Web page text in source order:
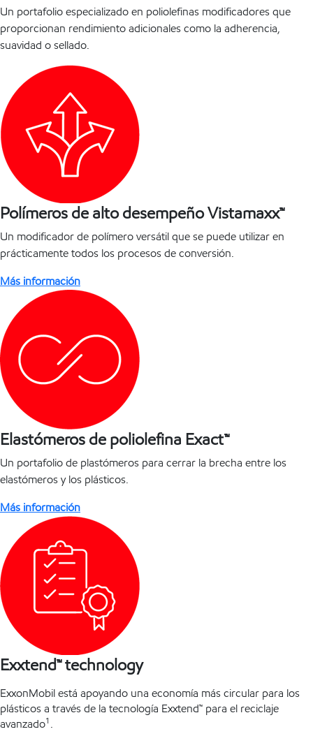
Un portafolio especializado en poliolefinas modificadores que
proporcionan rendimiento adicionales como la adherencia,
suavidad o sellado.
Polímeros de alto desempeño Vistamaxx™
Un modificador de polímero versátil que se puede utilizar en
prácticamente todos los procesos de conversión.
Más información
Elastómeros de poliolefina Exact™
Un portafolio de plastómeros para cerrar la brecha entre los
elastómeros y los plásticos.
Más información
Exxtend™ technology
ExxonMobil está apoyando una economía más circular para los
plásticos a través de la tecnología Exxtend™ para el reciclaje
avanzado1 .